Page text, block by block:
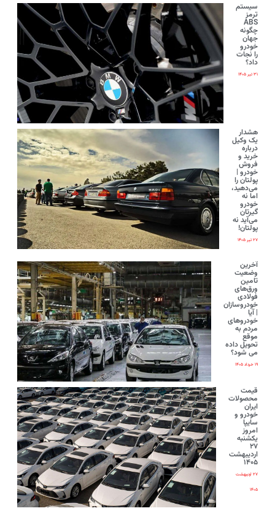
سیستم
ترمز
ABS
چگونه
جهان
خودرو
را نجات
داد؟
۳۱ تیر ۱۴۰۵
هشدار
یک وکیل
درباره
خرید و
فروش
خودرو |
پولتان را
می‌دهید،
اما نه
خودرو
گیرتان
می‌آید نه
پولتان!
۲۷ تیر ۱۴۰۵
آخرین
وضعیت
تامین
ورق‌های
فولادی
خودروسازان
| آیا
خودروهای
مردم به
موقع
تحویل داده
می شود؟
۱۹ خرداد ۱۴۰۵
قیمت
محصولات
ایران‌
خودرو و
سایپا
امروز
یکشنبه
۲۷
اردیبهشت
۱۴۰۵
۲۷ اردیبهشت
۱۴۰۵